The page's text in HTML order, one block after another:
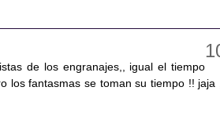
de los engranajes,, igual el tiempo
los fantasmas se toman su tiempo !! jaja ,,